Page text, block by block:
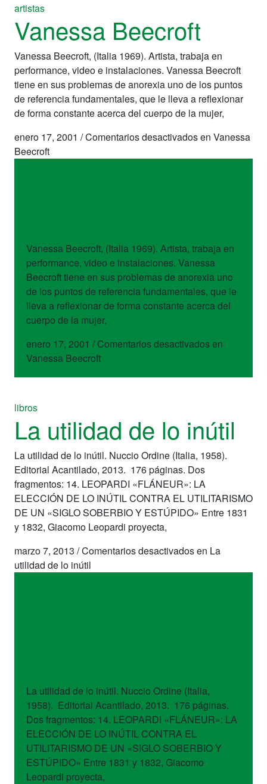
artistas
Vanessa Beecroft
Vanessa Beecroft, (Italia 1969). Artista, trabaja en
performance, video e instalaciones. Vanessa Beecroft
tiene en sus problemas de anorexia uno de los puntos
de referencia fundamentales, que le lleva a reflexionar
de forma constante acerca del cuerpo de la mujer,
enero 17, 2001 /Comentarios desactivadosen Vanessa
Beecroft
Vanessa Beecroft, (Italia 1969). Artista, trabaja en
performance, video e instalaciones. Vanessa
Beecroft tiene en sus problemas de anorexia uno
de los puntos de referencia fundamentales, que le
lleva a reflexionar de forma constante acerca del
cuerpo de la mujer,
enero 17, 2001 / Comentarios desactivadosen
Vanessa Beecroft
libros
La utilidad de lo inútil
La utilidad de lo inútil. Nuccio Ordine (Italia, 1958).
Editorial Acantilado, 2013. 176 páginas. Dos
fragmentos: 14. LEOPARDI «FLÁNEUR»: LA
ELECCIÓN DE LO INÚTIL CONTRA EL UTILITARISMO
DE UN «SIGLO SOBERBIO Y ESTÚPIDO» Entre 1831
y 1832, Giacomo Leopardi proyecta,
marzo 7, 2013 /Comentarios desactivadosen La
utilidad de lo inútil
La utilidad de lo inútil. Nuccio Ordine (Italia,
1958). Editorial Acantilado, 2013. 176 páginas.
Dos fragmentos: 14. LEOPARDI «FLÁNEUR»: LA
ELECCIÓN DE LO INÚTIL CONTRA EL
UTILITARISMO DE UN «SIGLO SOBERBIO Y
ESTÚPIDO» Entre 1831 y 1832, Giacomo
Leopardi proyecta,